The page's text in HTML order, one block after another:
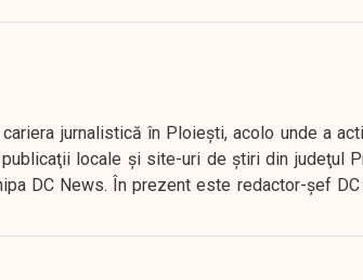
jurnalistică în Ploieşti, acolo unde a
locale şi site-uri de ştiri din judeţul
DC News. În prezent este redactor-şef